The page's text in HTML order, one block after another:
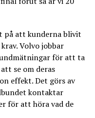
på att kunderna blivit
Volvo jobbar
för att ta
se om deras
effekt. Det görs av
kontaktar
för att höra vad de